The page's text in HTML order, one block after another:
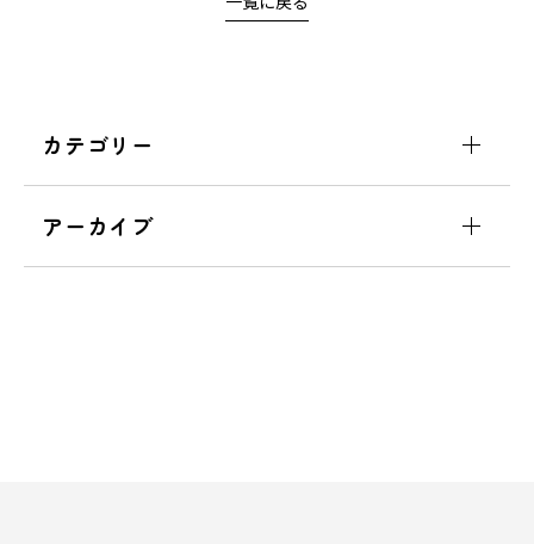
カテゴリー
アーカイブ